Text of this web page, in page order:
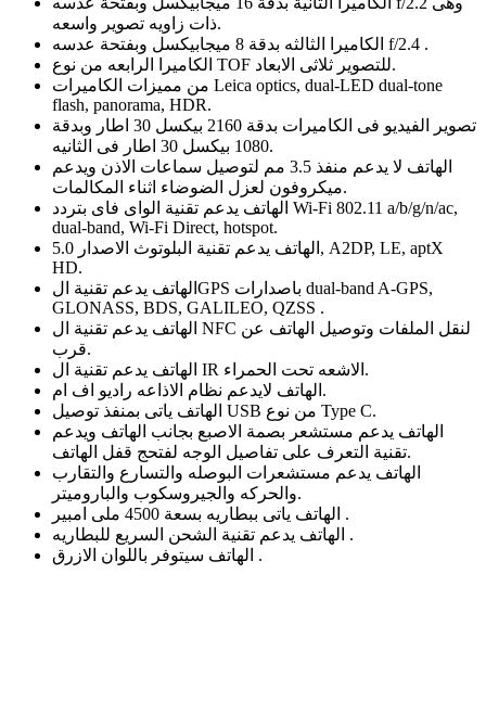
ذات زاويه تصوير واسعه.
الكاميرا الثالثه بدقة 8 ميجابيكسل وبفتحة عدسه f/2.4 .
الكاميرا الرابعه من نوع TOF للتصوير ثلاثى الابعاد.
من مميزات الكاميرات Leica optics, dual-LED dual-tone
flash, panorama, HDR.
تصوير الفيديو فى الكاميرات بدقة 2160 بيكسل 30 اطار وبدقة
1080 بيكسل 30 اطار فى الثانيه.
الهاتف لا يدعم منفذ 3.5 مم لتوصيل سماعات الاذن ويدعم
ميكروفون لعزل الضوضاء اثناء المكالمات.
الهاتف يدعم تقنية الواى فاى بتردد Wi-Fi 802.11 a/b/g/n/ac,
dual-band, Wi-Fi Direct, hotspot.
الهاتف يدعم تقنية البلوتوث الاصدار 5.0, A2DP, LE, aptX
HD.
الهاتف يدعم تقنية الGPS باصدارات dual-band A-GPS,
GLONASS, BDS, GALILEO, QZSS .
الهاتف يدعم تقنية ال NFC لنقل الملفات وتوصيل الهاتف عن
قرب.
الهاتف يدعم تقنية ال IR الاشعه تحت الحمراء.
الهاتف لايدعم نظام الاذاعه راديو اف ام.
الهاتف ياتى بمنفذ توصيل USB من نوع Type C.
الهاتف يدعم مستشعر بصمة الاصبع بجانب الهاتف ويدعم
تقنية التعرف على تفاصيل الوجه لفتحج قفل الهاتف.
الهاتف يدعم مستشعرات البوصله والتسارع والتقارب
والحركه والجيروسكوب والباروميتر.
الهاتف ياتى ببطاريه بسعة 4500 ملى امبير .
الهاتف يدعم تقنية الشحن السريع للبطاريه .
الهاتف سيتوفر باللوان الازرق .